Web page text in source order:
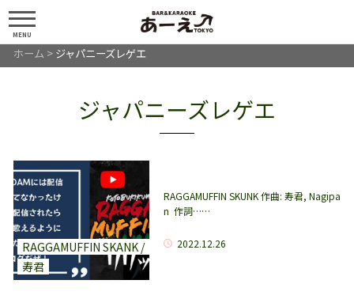
MENU
ホーム > ジャパニーズレゲエ
ジャパニーズレゲエ
RAGGAMUFFIN SKANK /
寿君
RAGGAMUFFIN SKUNK 作曲: 寿君, Nagipa
n 作詞……
2022.12.26